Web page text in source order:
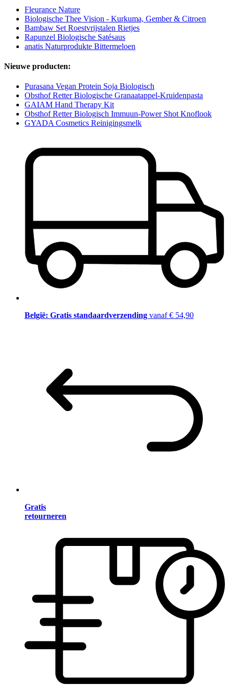
Fleurance Nature
Biologische Thee Vision - Kurkuma, Gember & Citroen
Bambaw Set Roestvrijstalen Rietjes
Rapunzel Biologische Satésaus
anatis Naturprodukte Bittermeloen
Nieuwe producten:
Purasana Vegan Protein Soja Biologisch
Obsthof Retter Biologische Granaatappel-Kruidenpasta
GAIAM Hand Therapy Kit
Obsthof Retter Biologisch Immuun-Power Shot Knoflook
GYADA Cosmetics Reinigingsmelk
België: Gratis standaardverzending vanaf € 54,90
Gratis
retourneren